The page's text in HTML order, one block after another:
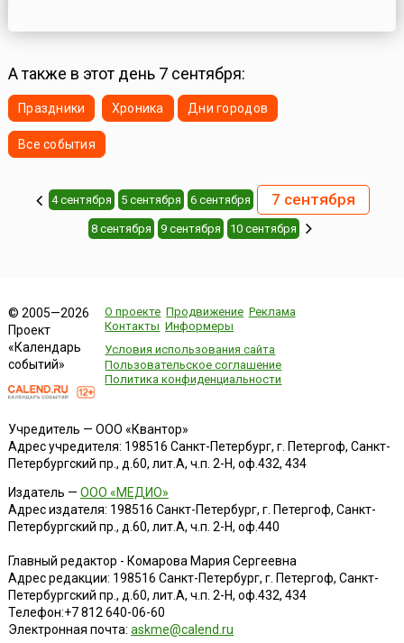
А также в этот день 7 сентября:
Праздники Хроника Дни городов
Все события
4 сентября 5 сентября 6 сентября 7 сентября
8 сентября 9 сентября 10 сентября
© 2005—2026
Проект
«Календарь
событий»
О проекте Продвижение Реклама
Контакты Информеры
Условия использования сайта
Пользовательское соглашение
Политика конфиденциальности
Учредитель — ООО «Квантор»
Адрес учредителя: 198516 Санкт-Петербург, г. Петергоф, Санкт-
Петербургский пр., д.60, лит.А, ч.п. 2-Н, оф.432, 434
Издатель — ООО «МЕДИО»
Адрес издателя: 198516 Санкт-Петербург, г. Петергоф, Санкт-
Петербургский пр., д.60, лит.А, ч.п. 2-Н, оф.440
Главный редактор - Комарова Мария Сергеевна
Адрес редакции: 198516 Санкт-Петербург, г. Петергоф, Санкт-
Петербургский пр., д.60, лит.А, ч.п. 2-Н, оф.432, 434
Телефон:+7 812 640-06-60
Электронная почта: askme@calend.ru